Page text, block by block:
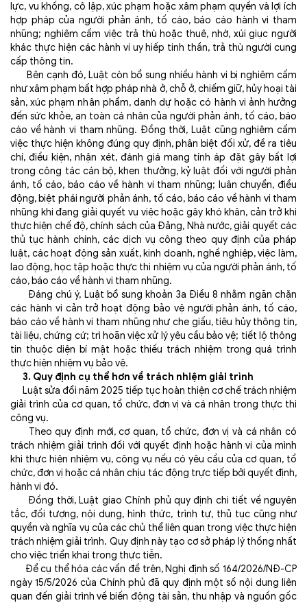
lực, vu khống, cô lập, xúc phạm hoặc xâm phạm quyền và lợi ích
hợp pháp của người phản ánh, tố cáo, báo cáo hành vi tham
nhũng; nghiêm cấm việc trả thù hoặc thuê, nhờ, xúi giục người
khác thực hiện các hành vi uy hiếp tinh thần, trả thù người cung
cấp thông tin.
Bên cạnh đó, Luật còn bổ sung nhiều hành vi bị nghiêm cấm
như xâm phạm bất hợp pháp nhà ở, chỗ ở, chiếm giữ, hủy hoại tài
sản, xúc phạm nhân phẩm, danh dự hoặc có hành vi ảnh hưởng
đến sức khỏe, an toàn cá nhân của người phản ánh, tố cáo, báo
cáo về hành vi tham nhũng. Đồng thời, Luật cũng nghiêm cấm
việc thực hiện không đúng quy định, phân biệt đối xử, đề ra tiêu
chí, điều kiện, nhận xét, đánh giá mang tính áp đặt gây bất lợi
trong công tác cán bộ, khen thưởng, kỷ luật đối với người phản
ánh, tố cáo, báo cáo về hành vi tham nhũng; luân chuyển, điều
động, biệt phái người phản ánh, tố cáo, báo cáo về hành vi tham
nhũng khi đang giải quyết vụ việc hoặc gây khó khăn, cản trở khi
thực hiện chế độ, chính sách của Đảng, Nhà nước, giải quyết các
thủ tục hành chính, các dịch vụ công theo quy định của pháp
luật, các hoạt động sản xuất, kinh doanh, nghề nghiệp, việc làm,
lao động, học tập hoặc thực thi nhiệm vụ của người phản ánh, tố
cáo, báo cáo về hành vi tham nhũng.
Đáng chú ý, Luật bổ sung khoản 3a Điều 8 nhằm ngăn chặn
các hành vi cản trở hoạt động bảo vệ người phản ánh, tố cáo,
báo cáo về hành vi tham nhũng như che giấu, tiêu hủy thông tin,
tài liệu, chứng cứ; trì hoãn việc xử lý yêu cầu bảo vệ; tiết lộ thông
tin thuộc diện bí mật hoặc thiếu trách nhiệm trong quá trình
thực hiện nhiệm vụ bảo vệ.
3. Quy định cụ thể hơn về trách nhiệm giải trình
Luật sửa đổi năm 2025 tiếp tục hoàn thiện cơ chế trách nhiệm
giải trình của cơ quan, tổ chức, đơn vị và cá nhân trong thực thi
công vụ.
Theo quy định mới, cơ quan, tổ chức, đơn vị và cá nhân có
trách nhiệm giải trình đối với quyết định hoặc hành vi của mình
khi thực hiện nhiệm vụ, công vụ nếu có yêu cầu của cơ quan, tổ
chức, đơn vị hoặc cá nhân chịu tác động trực tiếp bởi quyết định,
hành vi đó.
Đồng thời, Luật giao Chính phủ quy định chi tiết về nguyên
tắc, đối tượng, nội dung, hình thức, trình tự, thủ tục cũng như
quyền và nghĩa vụ của các chủ thể liên quan trong việc thực hiện
trách nhiệm giải trình. Quy định này tạo cơ sở pháp lý thống nhất
cho việc triển khai trong thực tiễn.
Để cụ thể hóa các vấn đề trên, Nghị định số 164/2026/NĐ-CP
ngày 15/5/2026 của Chính phủ đã quy định một số nội dung liên
quan đến giải trình về biến động tài sản, thu nhập và nguồn gốc